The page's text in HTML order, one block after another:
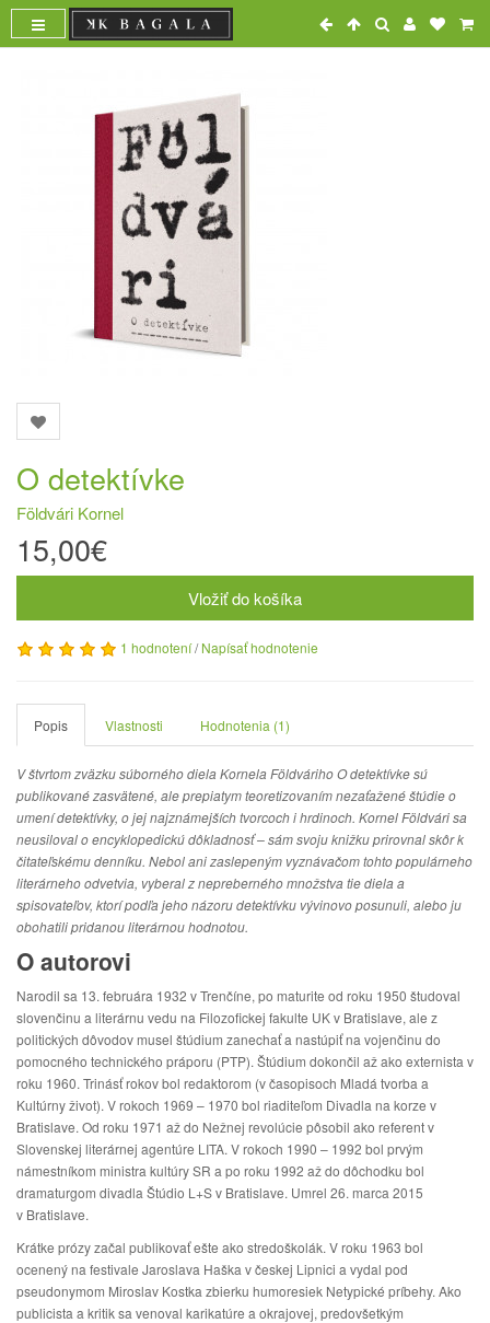
O detektívke
Földvári Kornel
15,00€
Vložiť do košíka
1 hodnotení/Napísať hodnotenie
Popis Vlastnosti Hodnotenia (1)
V štvrtom zväzku súborného diela Kornela Földváriho O detektívke sú
publikované zasvätené, ale prepiatym teoretizovaním nezaťažené štúdie o
umení detektívky, o jej najznámejších tvorcoch i hrdinoch. Kornel Földvári sa
neusiloval o encyklopedickú dôkladnosť – sám svoju knižku prirovnal skôr k
čitateľskému denníku. Nebol ani zaslepeným vyznávačom tohto populárneho
literárneho odvetvia, vyberal z nepreberného množstva tie diela a
spisovateľov, ktorí podľa jeho názoru detektívku vývinovo posunuli, alebo ju
obohatili pridanou literárnou hodnotou.
O autorovi
Narodil sa 13. februára 1932 v Trenčíne, po maturite od roku 1950 študoval
slovenčinu a literárnu vedu na Filozofickej fakulte UK v Bratislave, ale z
politických dôvodov musel štúdium zanechať a nastúpiť na vojenčinu do
pomocného technického práporu (PTP). Štúdium dokončil až ako externista v
roku 1960. Trinásť rokov bol redaktorom (v časopisoch Mladá tvorba a
Kultúrny život). V rokoch 1969 – 1970 bol riaditeľom Divadla na korze v
Bratislave. Od roku 1971 až do Nežnej revolúcie pôsobil ako referent v
Slovenskej literárnej agentúre LITA. V rokoch 1990 – 1992 bol prvým
námestníkom ministra kultúry SR a po roku 1992 až do dôchodku bol
dramaturgom divadla Štúdio L+S v Bratislave. Umrel 26. marca 2015
v Bratislave.
Krátke prózy začal publikovať ešte ako stredoškolák. V roku 1963 bol
ocenený na festivale Jaroslava Haška v českej Lipnici a vydal pod
pseudonymom Miroslav Kostka zbierku humoresiek Netypické príbehy. Ako
publicista a kritik sa venoval karikatúre a okrajovej, predovšetkým